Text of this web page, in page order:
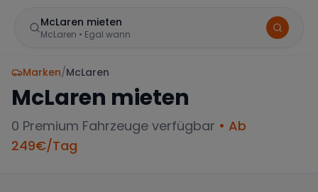
McLaren mieten
McLaren • Egal wann
Marken/McLaren
McLaren mieten
0 Premium Fahrzeuge verfügbar • Ab
249€/Tag